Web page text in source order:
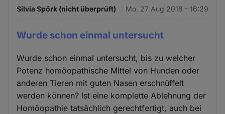
Silvia Spörk (nicht überprüft) Mo. 27 Aug 2018 - 16:29
Wurde schon einmal untersucht
Wurde schon einmal untersucht, bis zu welcher
Potenz homöopathische Mittel von Hunden oder
anderen Tieren mit guten Nasen erschnüffelt
werden können? Ist eine komplette Ablehnung der
Homöopathie tatsächlich gerechtfertigt, auch bei